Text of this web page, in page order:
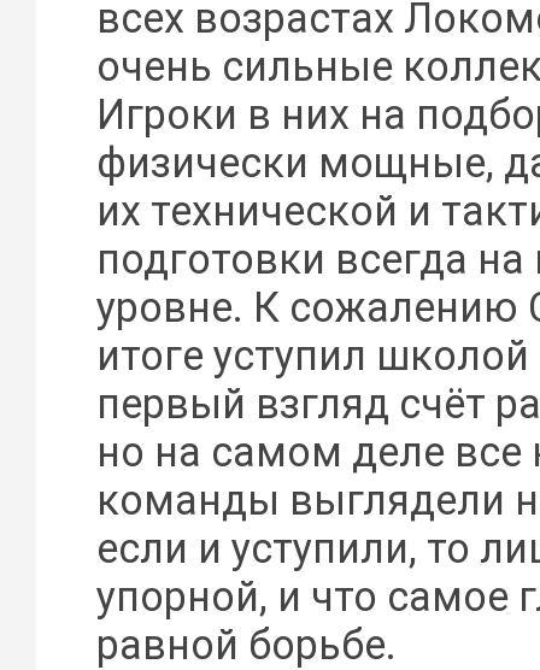
всех возрастах
очень сильные
Игроки в них на
физически мощные,
их технической и
подготовки всегда
уровне. К сожалению
итоге уступил школой
первый взгляд счёт
но на самом деле
команды выглядели
если и уступили, то
упорной, и что самое
равной борьбе.